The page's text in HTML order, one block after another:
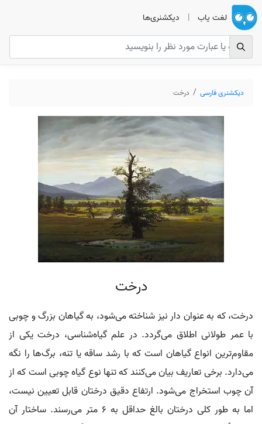
لغت یاب | دیکشنری‌ها
دیکشنری فارسی درخت
درخت
درخت، که به عنوان دار نیز شناخته می‌شود، به گیاهان بزرگ و چوبی
با عمر طولانی اطلاق می‌گردد. در علم گیاه‌شناسی، درخت یکی از
مقاوم‌ترین انواع گیاهان است که با رشد ساقه یا تنه، برگ‌ها را نگه
می‌دارد. برخی تعاریف بیان می‌کنند که تنها نوع گیاه چوبی است که از
آن چوب استخراج می‌شود. ارتفاع دقیق درختان قابل تعیین نیست،
اما به طور کلی درختان بالغ حداقل به ۶ متر می‌رسند. ساختار آن